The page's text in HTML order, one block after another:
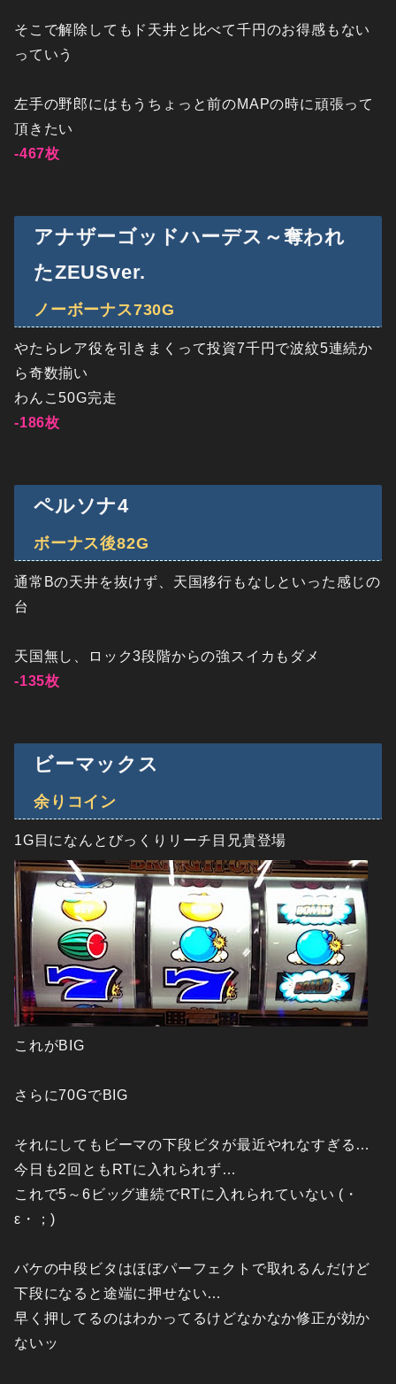
そこで解除してもド天井と比べて千円のお得感もない
っていう
左手の野郎にはもうちょっと前のMAPの時に頑張って
頂きたい
-467枚
アナザーゴッドハーデス～奪われ
たZEUSver.
ノーボーナス730G
やたらレア役を引きまくって投資7千円で波紋5連続か
ら奇数揃い
わんこ50G完走
-186枚
ペルソナ4
ボーナス後82G
通常Bの天井を抜けず、天国移行もなしといった感じの
台
天国無し、ロック3段階からの強スイカもダメ
-135枚
ビーマックス
余りコイン
1G目になんとびっくりリーチ目兄貴登場
これがBIG
さらに70GでBIG
それにしてもビーマの下段ビタが最近やれなすぎる…
今日も2回ともRTに入れられず…
これで5～6ビッグ連続でRTに入れられていない (・
ε・；)
バケの中段ビタはほぼパーフェクトで取れるんだけど
下段になると途端に押せない…
早く押してるのはわかってるけどなかなか修正が効か
ないッ